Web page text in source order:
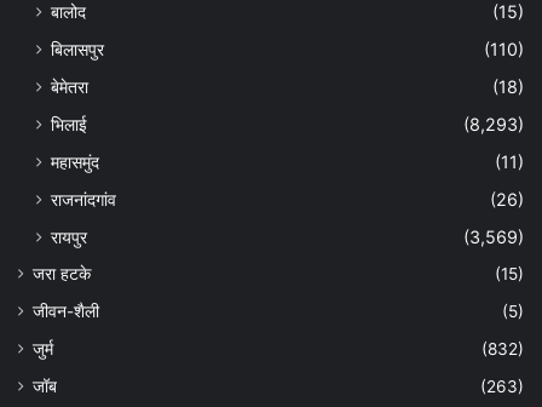
बालोद
(15)
बिलासपुर
(110)
बेमेतरा
(18)
भिलाई
(8,293)
महासमुंद
(11)
राजनांदगांव
(26)
रायपुर
(3,569)
जरा हटके
(15)
जीवन-शैली
(5)
जुर्म
(832)
जॉब
(263)